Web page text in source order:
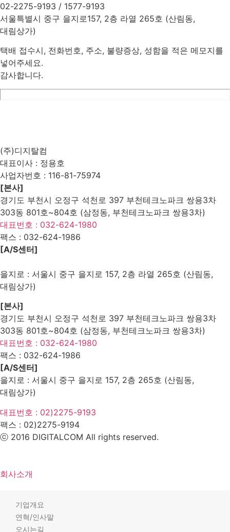
02-2275-9193 / 1577-9193
서울특별시 중구 을지로157, 2층 라열 265호 (산림동,
대림상가)
택배 접수시, 전화번호, 주소, 불량증상, 성함을 적은 메모지를
넣어주세요.
감사합니다.
(주)디지탈컴
대표이사 : 정용호
사업자번호 : 116-81-75974
[본사]
경기도 부천시 오정구 석천로 397 부천테크노파크 쌍용3차
303동 801호~804호 (삼정동, 부천테크노파크 쌍용3차)
대표번호 : 032-624-1980
팩스 : 032-624-1986
[A/S센터]
을지로 : 서울시 중구 을지로 157, 2층 라열 265호 (산림동,
대림상가)
[본사]
경기도 부천시 오정구 석천로 397 부천테크노파크 쌍용3차
303동 801호~804호 (삼정동, 부천테크노파크 쌍용3차)
대표번호 : 032-624-1980
팩스 : 032-624-1986
[A/S센터]
을지로 : 서울시 중구 을지로 157, 2층 265호 (산림동,
대림상가)
대표번호 : 02)2275-9193
팩스 : 02)2275-9194​
ⓒ 2016 DIGITALCOM All rights reserved.
회사소개
기업개요
연혁/인사말
오시는길